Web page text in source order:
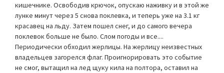
кишечнике. Освободив крючок, опускаю наживку и в этой же
лунке минут через 5 снова поклевка, и теперь уже на 3.1 кг
красавец на льду. Затем пошел снег, и до самого вечера
поклевок больше не было. Слом погоды и все....
Периодически обходил жерлицы. На жерлицу неизвестных
владельцев загорелся флаг. Проигнорировать это событие
не смог, вытащил на лед щуку кила на полтора, оставил на